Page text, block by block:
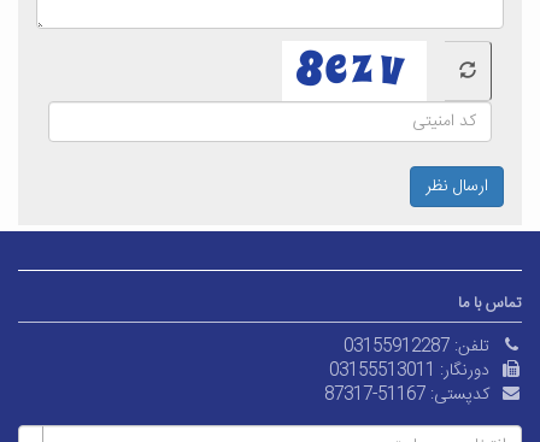
ارسال نظر
تماس با ما
تلفن: 03155912287
دورنگار: 03155513011
کدپستی: 87317-51167